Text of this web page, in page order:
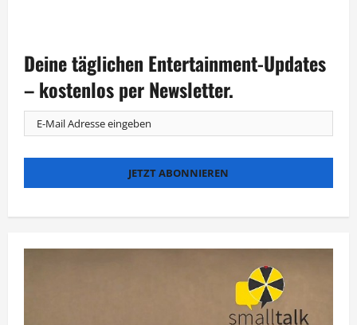
Spin-
Off
startet
bei
MagentaTV
Deine täglichen Entertainment-Updates
– kostenlos per Newsletter.